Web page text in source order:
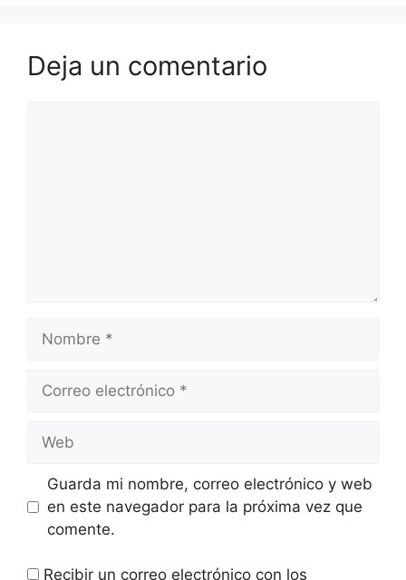
Deja un comentario
electrónico
Guarda mi nombre, correo electrónico y web
en este navegador para la próxima vez que
comente.
Recibir un correo electrónico con los